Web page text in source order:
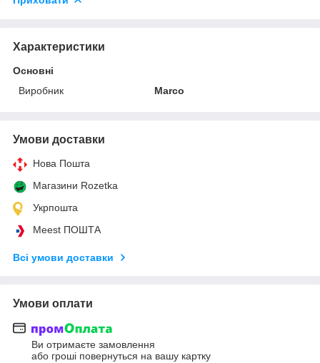
Характеристики
Основні
Виробник
Marco
Умови доставки
Нова Пошта
Магазини Rozetka
Укрпошта
Meest ПОШТА
Всі умови доставки
Умови оплати
Ви отримаєте замовлення
або гроші повернуться на вашу картку